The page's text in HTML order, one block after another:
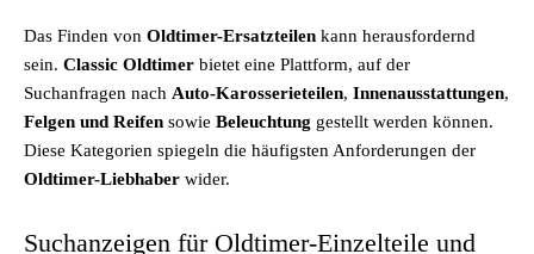
Das Finden von Oldtimer-Ersatzteilen kann herausfordernd
sein. Classic Oldtimer bietet eine Plattform, auf der
Suchanfragen nach Auto-Karosserieteilen, Innenausstattungen,
Felgen und Reifen sowie Beleuchtung gestellt werden können.
Diese Kategorien spiegeln die häufigsten Anforderungen der
Oldtimer-Liebhaber wider.
Suchanzeigen für Oldtimer-Einzelteile und